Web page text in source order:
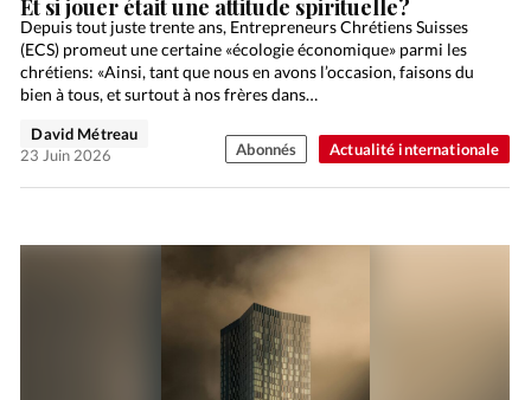
Actualité internationale
Et si jouer était une attitude spirituelle?
Depuis tout juste trente ans, Entrepreneurs Chrétiens Suisses
(ECS) promeut une certaine «écologie économique» parmi les
chrétiens: «Ainsi, tant que nous en avons l’occasion, faisons du
bien à tous, et surtout à nos frères dans…
David Métreau
23 Juin 2026
Abonnés